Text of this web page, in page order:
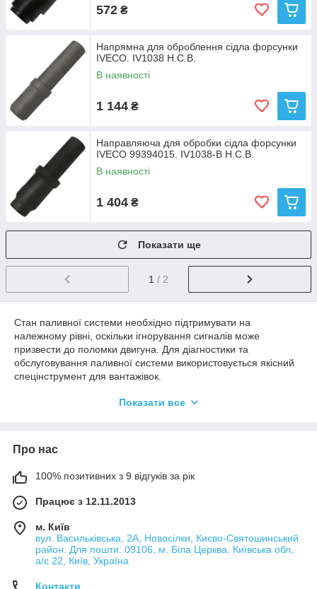
572 ₴
Напрямна для оброблення сідла форсунки
IVECO. IV1038 Н.С.В.
В наявності
1 144 ₴
Направляюча для обробки сідла форсунки
IVECO 99394015. IV1038-B Н.С.В.
В наявності
1 404 ₴
Показати ще
1 / 2
Стан паливної системи необхідно підтримувати на
належному рівні, оскільки ігнорування сигналів може
призвести до поломки двигуна. Для діагностики та
обслуговування паливної системи використовується якісний
спецінструмент для вантажівок.
що реалізуються від виробника. Ціна на продукцію доступна,
Ознайомитись з усіма пропозиціями можна, замовивши
інструменти, виходячи із проблеми та моделі авто.
Головне види поломок паливної
системи
У процесі експлуатації транспортного засобу може
Показати все
Про нас
100% позитивних з 9 відгуків за рік
Працює з 12.11.2013
м. Київ
вул. Васильківська, 2А, Новосілки, Києво-Святошинський
район. Для пошти: 09106, м. Біла Церква, Київська обл,
а/с 22, Київ, Україна
Контакти